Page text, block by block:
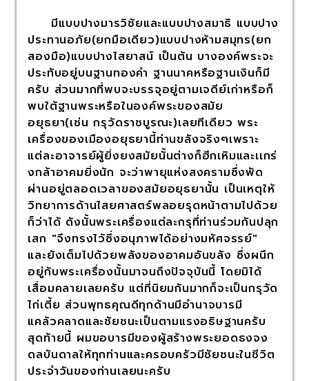
มีแบบปางมารวิชัยและแบบปางสมาธิ แบบปาง
ประทานอภัย(ยกมือเดียว)แบบปางห้ามสมุทร(ยก
สองมือ)แบบปางไสยาสน์ เป็นต้น บางองค์พระจะ
ประทับอยู่บนฐานทองคำ ฐานนาคหรือฐานเงินก็มี
ครับ ส่วนมากที่พบจะบรรจุอยู่ตามเจดีย์เก่าหรือก็
พบใต้ฐานพระหรือในองค์พระของสมัย
อยุธยา(เช่น กรุวัดราชบูรณะ)เลยทีเดียว พระ
เครื่องของเมืองอยุธยานี้ท่านขลังจริงๆเพราะ
แต่ละอาจารย์ผู้ยิ่งยงสมัยนั้นต่างก็ฮึกเหิมและเเกร่
งกล้าอาคมยิ่งนัก จะว่าพายุแห่งสงครามซึ่งพัด
ผ่านอยู่ตลอดเวลาของสมัยอยุธยานั้น เป็นเหตุให้
วิทยาการด้านไสยศาสตร์พลอยรุดหน้าตามไปด้วย
ก็ว่าได้ ดังนั้นพระเครื่องแต่ละกรุที่ท่านร่วมกันปลุก
เสก "จึงทรงไว้ซึ่งอนุภาพได้อย่างมหัศจรรย์"
และยังเต็มไปด้วยพลังของอาคมอันขลัง ซึ่งผนึก
อยู่กับพระเครื่องนั้นมาจนถึงปัจจุบันนี้ โดยมิได้
เสื่อมคลายเลยครับ แต่ที่นิยมกันมากก็จะเป็นกรุวัด
ไก่เตี้ย ส่วนพุทธคุณดีทุกด้านมีอำนาจบารมี
แคล้วคลาดและชัยชนะเป็นตามแรงอธิษฐานครับ
สุดท้ายนี้ ผมขอบารมีของผู้สร้างพระยอดธงจง
ดลบันดาลให้ทุกท่านและครอบครัวมีชัยชนะในชีวิต
ประจำวันของท่านเลยนะครับ